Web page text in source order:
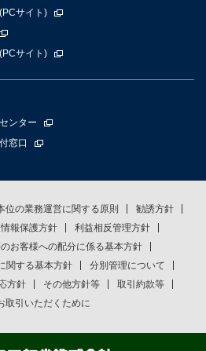
サイト)
サイト)
ンター
窓口
位の業務運営に関する原則
勧誘方針
報保護方針
利益相反管理方針
お客様への配分に係る基本方針
関する基本方針
分別管理について
方針
その他方針等
取引約款等
取引いただくために